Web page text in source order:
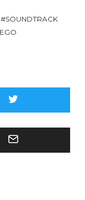
SOUNDTRACK